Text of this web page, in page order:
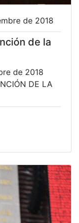
de 2018
de la
de 2018
DE LA